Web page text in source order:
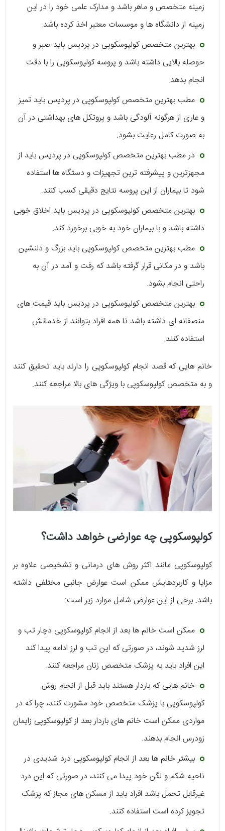
زمینه متخصص و ماهر باشد و مدارک علمی خود را در این
زمینه از دانشگاه ها و موسسات معتبر اخذ کرده باشد.
بهترین متخصص کولپوسکوپی در پردیس باید صبر و
حوصله بالایی داشته باشد و پروسه کولپوسکوپی را با دقت
انجام بدهد.
مطب بهترین متخصص کولپوسکوپی در پردیس باید تمیز
و عاری از هرگونه آلودگی باشد و پروتکل های بهداشتی در آن
به صورت کامل رعایت بشود.
در مطب بهترین متخصص کولپوسکوپی در پردیس باید از
مجهزترین و پیشرفته ترین تجهیزات و دستگاه ها استفاده
شود تا بیماران از این پروسه نتایج دقیقی کسب کنند.
بهترین متخصص کولپوسکوپی در پردیس باید اخلاق خوبی
داشته باشد و با بیماران خود به خوبی برخورد کند.
مطب بهترین متخصص کولپوسکوپی باید بزرگ و دلنشین
باشد و در مکانی قرار گرفته باشد که رفت و آمد در آن به
راحتی انجام بشود.
بهترین متخصص کولپوسکوپی در پردیس باید قیمت های
منصفانه ای داشته باشد تا همه افراد بتوانند از خدماتش
استفاده کنند.
خانم هایی که قصد انجام کولپوسکوپی را دارند باید تحقیق کنند
و به متخصص کولپوسکوپی با ویژگی های بالا مراجعه کنند.
کولپوسکوپی چه عوارضی خواهد داشت؟
کولپوسکوپی مانند اکثر روش های درمانی و تشخیصی علاوه بر
مزایا و کاربردهایش ممکن است عوارض جانبی مختلفی داشته
باشد. برخی از این عوارض شامل موارد زیر است:
ممکن است خانم ها بعد از انجام کولپوسکوپی دچار تب و
لرز شدید شوند، در صورتی که این تب و لرز ادامه پیدا کند
این افراد باید به پزشک متخصص زنان مراجعه کنند.
خانم هایی که باردار هستند باید قبل از انجام روش
کولپوسکوپی با پزشک متخصص خود مشورت کنند، چرا که در
مواردی ممکن است خانم های باردار بعد از کولپوسکوپی زایمان
زودرس انجام بدهند.
بیشتر خانم ها بعد از انجام کولپوسکوپی درد شدیدی در
ناحیه شکم و لگن خود پیدا می کنند، در صورتی که این درد
غیرقابل تحمل باشد افراد باید از مسکن های مجاز که پزشک
تجویز کرده است استفاده کنند.